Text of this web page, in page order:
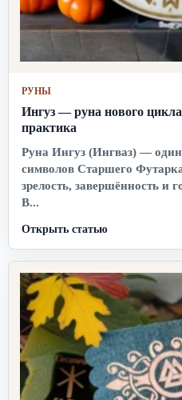
РУНЫ
Ингуз — руна нового
практика
Руна Ингуз (Ингваз) —
символов Старшего
зрелость, завершённость и
В...
Открыть статью